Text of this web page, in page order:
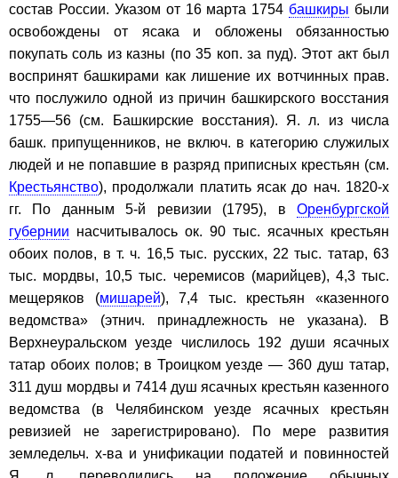
состав России. Указом от 16 марта 1754 башкиры были
освобождены от ясака и обложены обязанностью
покупать соль из казны (по 35 коп. за пуд). Этот акт был
воспринят башкирами как лишение их вотчинных прав.
что послужило одной из причин башкирского восстания
1755—56 (см. Башкирские восстания). Я. л. из числа
башк. припущенников, не включ. в категорию служилых
людей и не попавшие в разряд приписных крестьян (см.
Крестьянство), продолжали платить ясак до нач. 1820-х
гг. По данным 5-й ревизии (1795), в Оренбургской
губернии насчитывалось ок. 90 тыс. ясачных крестьян
обоих полов, в т. ч. 16,5 тыс. русских, 22 тыс. татар, 63
тыс. мордвы, 10,5 тыс. черемисов (марийцев), 4,3 тыс.
мещеряков (мишарей), 7,4 тыс. крестьян «казенного
ведомства» (этнич. принадлежность не указана). В
Верхнеуральском уезде числилось 192 души ясачных
татар обоих полов; в Троицком уезде — 360 душ татар,
311 душ мордвы и 7414 душ ясачных крестьян казенного
ведомства (в Челябинском уезде ясачных крестьян
ревизией не зарегистрировано). По мере развития
земледельч. х-ва и унификации податей и повинностей